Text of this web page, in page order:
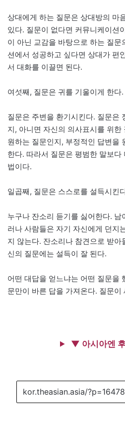
상대에게 하는 질문은 상대방의 마
있다. 질문이 없다면 커뮤니케이션
이 아닌 교감을 바탕으로 하는 질문
션에서 성공하고 싶다면 상대가 편
서 대화를 이끌면 된다.
여섯째, 질문은 귀를 기울이게 한다.
질문은 주변을 환기시킨다. 질문은
지, 아니면 자신의 의사표시를 위
원하는 질문인지, 부정적인 답변을
한다. 따라서 질문은 평범한 말보
법이다.
일곱째, 질문은 스스로를 설득시킨
누구나 잔소리 듣기를 싫어한다.
러나 사람들은 자기 자신에게 던지
지 않는다. 잔소리나 참견으로 받
신의 질문에는 설득이 잘 된다.
어떤 대답을 얻느냐는 어떤 질문을
문만이 바른 답을 가져온다. 질문이
▼ 아시아엔